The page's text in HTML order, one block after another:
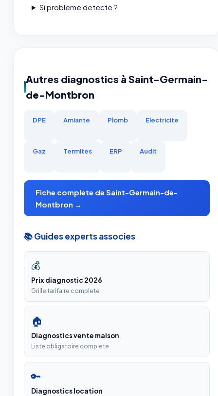
Si probleme detecte ?
Autres diagnostics à Saint-Germain-
de-Montbron
DPE Amiante Plomb Electricite
Gaz Termites ERP Audit
Fiche complete de Saint-Germain-de-
Montbron →
📚 Guides experts associes
💰
Prix diagnostic 2026
Grille tarifaire complete
🏠
Diagnostics vente maison
Liste obligatoire complete
🔑
Diagnostics location